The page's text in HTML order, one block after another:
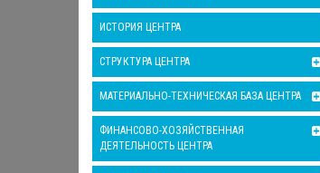
ИСТОРИЯ ЦЕНТРА
СТРУКТУРА ЦЕНТРА
МАТЕРИАЛЬНО-ТЕХНИЧЕСКАЯ БАЗА ЦЕНТРА
ФИНАНСОВО-ХОЗЯЙСТВЕННАЯ
ДЕЯТЕЛЬНОСТЬ ЦЕНТРА